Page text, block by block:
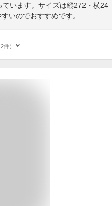
います。サイズは縦272・横24
いのでおすすめです。
）